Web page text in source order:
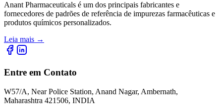
Anant Pharmaceuticals é um dos principais fabricantes e
fornecedores de padrões de referência de impurezas farmacêuticas e
produtos químicos personalizados.
Leia mais →
Entre em Contato
W57/A, Near Police Station, Anand Nagar, Ambernath,
Maharashtra 421506, INDIA